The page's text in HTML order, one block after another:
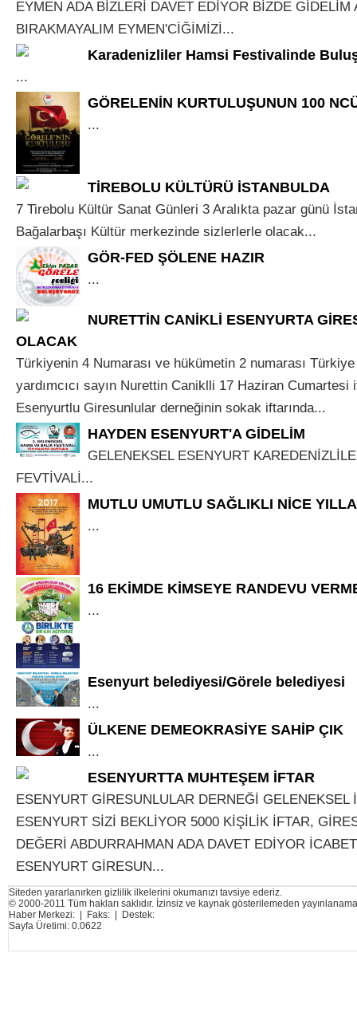
EYMEN ADA BİZLERİ DAVET EDİYOR BİZDE GİDELİM
BIRAKMAYALIM EYMEN'CİĞİMİZİ...
Karadenizliler Hamsi Festivalinde
...
GÖRELENİN KURTULUŞUNUN 100
...
TİREBOLU KÜLTÜRÜ İSTANBULDA
7 Tirebolu Kültür Sanat Günleri 3 Aralıkta pazar günü
Bağalarbaşı Kültür merkezinde sizlerlerle olacak...
GÖR-FED ŞÖLENE HAZIR
...
NURETTİN CANİKLİ ESENYURTA
OLACAK
Türkiyenin 4 Numarası ve hükümetin 2 numarası
yardımcıcı sayın Nurettin Caniklli 17 Haziran Cumartesi
Esenyurtlu Giresunlular derneğinin sokak iftarında...
HAYDEN ESENYURT'A GİDELİM
GELENEKSEL ESENYURT
FEVTİVALİ...
MUTLU UMUTLU SAĞLIKLI NİCE
...
16 EKİMDE KİMSEYE RANDEVU
...
Esenyurt belediyesi/Görele belediyesi
...
ÜLKENE DEMEOKRASİYE SAHİP ÇIK
...
ESENYURTTA MUHTEŞEM İFTAR
ESENYURT GİRESUNLULAR DERNEĞİ GELENEKSEL
ESENYURT SİZİ BEKLİYOR 5000 KİŞİLİK İFTAR,
DEĞERİ ABDURRAHMAN ADA DAVET EDİYOR
ESENYURT GİRESUN...
Siteden yararlanırken gizlilik ilkelerini okumanızı tavsiye ederiz.
© 2000-2011 Tüm hakları saklıdır. İzinsiz ve kaynak gösterilemeden
Haber Merkezi: | Faks: | Destek:
Sayfa Üretimi: 0.0622